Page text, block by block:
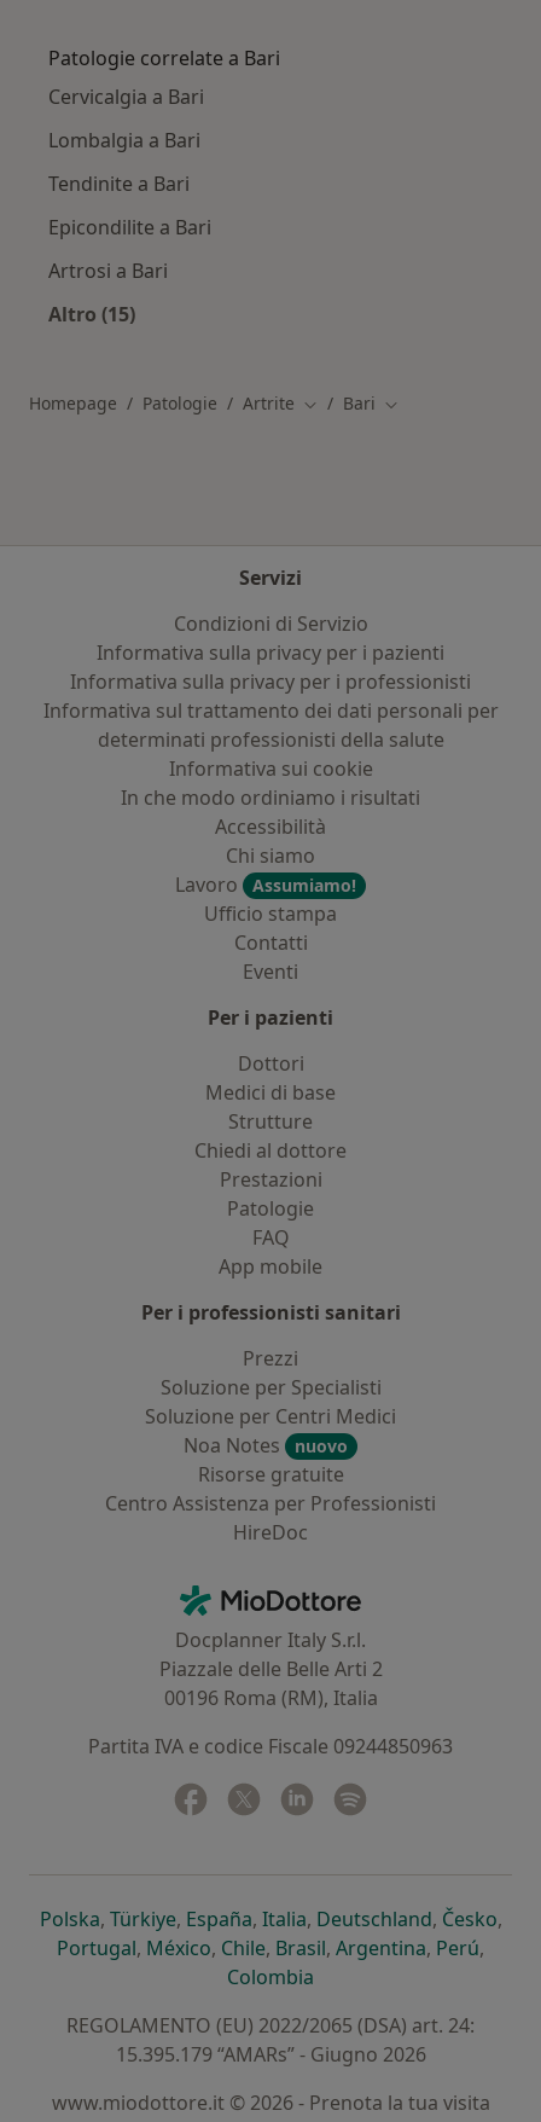
Patologie correlate a Bari
Cervicalgia a Bari
Lombalgia a Bari
Tendinite a Bari
Epicondilite a Bari
Artrosi a Bari
Altro (15)
Homepage Patologie Artrite Cambia città
Bari Cambia città
Servizi
Condizioni di Servizio
Informativa sulla privacy per i pazienti
Informativa sulla privacy per i professionisti
Informativa sul trattamento dei dati personali per
determinati professionisti della salute
Informativa sui cookie
In che modo ordiniamo i risultati
Accessibilità
Chi siamo
Lavoro
Assumiamo!
Ufficio stampa
Contatti
Eventi
Per i pazienti
Dottori
Medici di base
Strutture
Chiedi al dottore
Prestazioni
Patologie
FAQ
App mobile
Per i professionisti sanitari
Prezzi
Soluzione per Specialisti
Soluzione per Centri Medici
Noa Notes
nuovo
Risorse gratuite
Centro Assistenza per Professionisti
HireDoc
MioDottore - Homepage
Docplanner Italy S.r.l.
Piazzale delle Belle Arti 2
00196 Roma (RM), Italia
Partita IVA e codice Fiscale 09244850963
Facebook
si apre in una nuova scheda
Twitter
si apre in una nuova scheda
Linkedin
si apre in una nuova
Polskasi apre in una nuova scheda
, Türkiyesi apre in una nuova scheda
, Españasi apre in una nuova scheda
, Italiasi apre in una nuova
, Deutschlandsi apre in
, Českosi
,
Portugalsi apre in una nuova scheda
, Méxicosi apre in una nuova scheda
, Chilesi apre in una nuova scheda
, Brasilsi apre in una nuova
, Argentinasi apre in
, Perúsi
,
Colombia
REGOLAMENTO (EU) 2022/2065 (DSA) art. 24:
15.395.179 “AMARs” - Giugno 2026
www.miodottore.it © 2026 - Prenota la tua visita